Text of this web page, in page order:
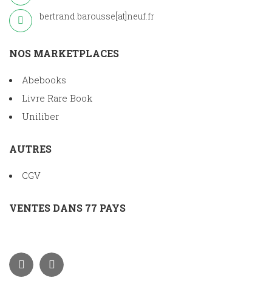
bertrand.barousse[at]neuf.fr
NOS MARKETPLACES
Abebooks
Livre Rare Book
Uniliber
AUTRES
CGV
VENTES DANS 77 PAYS